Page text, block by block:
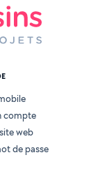
compte
web
de passe